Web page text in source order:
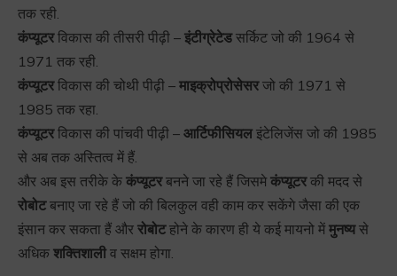
तक रही.
कंप्यूटरविकास की तीसरी पीढ़ी – इंटीग्रेटेडसर्किट जो की 1964 से
1971 तक रही.
कंप्यूटरविकास की चोथी पीढ़ी – माइक्रोप्रोसेसरजो की 1971 से
1985 तक रहा.
कंप्यूटरविकास की पांचवी पीढ़ी – आर्टिफीसियल इंटेलिजेंस जो की 1985
से अब तक अस्तित्व में हैं.
और अब इस तरीके के कंप्यूटरबनने जा रहे हैं जिसमे कंप्यूटरकी मदद से
रोबोटबनाए जा रहे हैं जो की बिलकुल वही काम कर सकेंगे जैसा की एक
इंसान कर सकता हैं और रोबोटहोने के कारण ही ये कई मायनो में मुनष्यसे
अधिक शक्तिशालीव सक्षम होगा.